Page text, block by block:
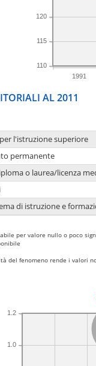
1991
110
115
120
AL 2011
l'istruzione superiore
permanente
o laurea/licenza
di istruzione e
per valore nullo o poco
del fenomeno rende i valori
1.0
1.2